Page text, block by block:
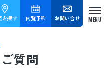
を探す 内覧予約 お問い合せ
約 質問